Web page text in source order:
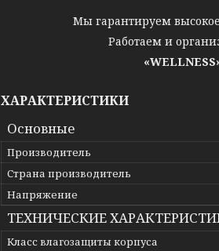
Мы гарантируем
Работаем и
ХАРАКТЕРИСТИКИ
Основные
Производитель
Страна производитель
Напряжение
ТЕХНИЧЕСКИЕ
Класс влагозащиты корпуса